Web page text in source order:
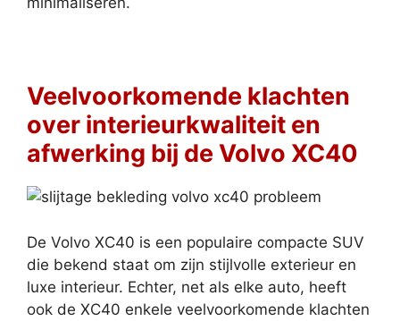
Veelvoorkomende klachten
over interieurkwaliteit en
afwerking bij de Volvo XC40
De Volvo XC40 is een populaire compacte SUV
die bekend staat om zijn stijlvolle exterieur en
luxe interieur. Echter, net als elke auto, heeft
ook de XC40 enkele veelvoorkomende klachten